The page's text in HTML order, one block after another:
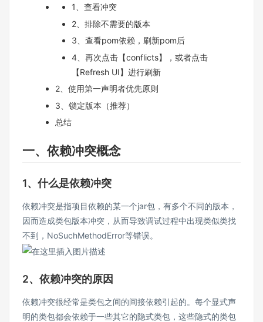
1、查看冲突
2、排除不需要的版本
3、查看pom依赖，刷新pom后
4、再次点击【conflicts】，或者点击
【Refresh UI】进行刷新
2、使用第一声明者优先原则
3、锁定版本（推荐）
总结
一、依赖冲突概念
1、什么是依赖冲突
依赖冲突是指项目依赖的某一个jar包，有多个不同的版本，
因而造成类包版本冲突，从而导致调试过程中出现类似类找
不到，NoSuchMethodError等错误。
2、依赖冲突的原因
依赖冲突很经常是类包之间的间接依赖引起的。每个显式声
明的类包都会依赖于一些其它的隐式类包，这些隐式的类包